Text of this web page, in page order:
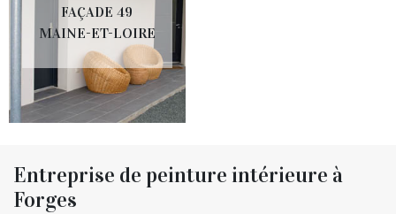
FAÇADE 49
MAINE-ET-LOIRE
Entreprise de peinture intérieure à
Forges